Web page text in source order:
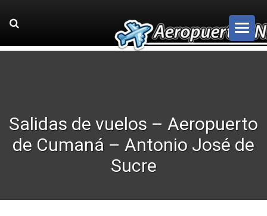
Salidas de vuelos – Aeropuerto
de Cumaná – Antonio José de
Sucre